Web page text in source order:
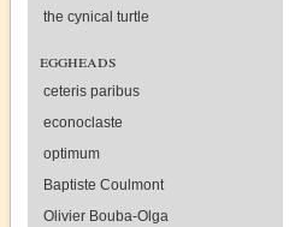
the cynical turtle
eggheads
ceteris paribus
econoclaste
optimum
Baptiste Coulmont
Olivier Bouba-Olga